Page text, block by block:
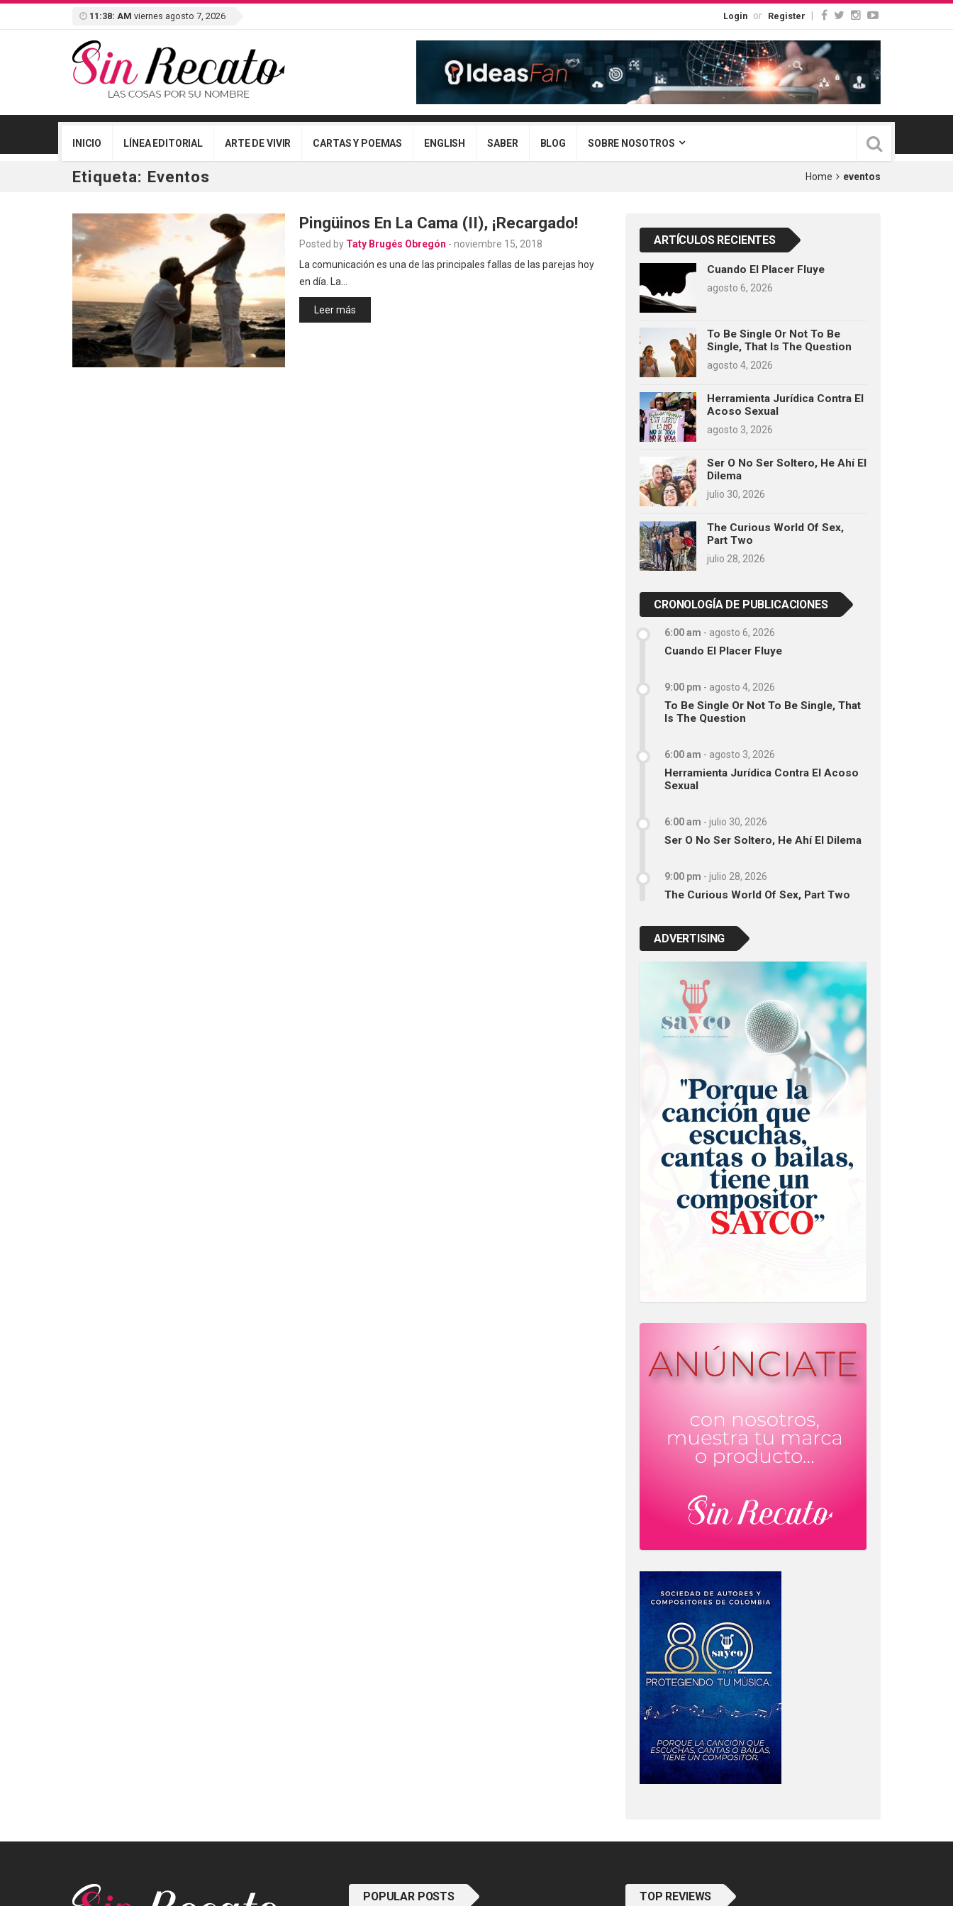
11:38: AM viernes agosto 7, 2026 Login or Register
INICIO LÍNEA EDITORIAL ARTE DE VIVIR CARTAS Y POEMAS ENGLISH SABER BLOG SOBRE NOSOTROS
Etiqueta: Eventos Home eventos
Pingüinos En La Cama (II), ¡Recargado!
Posted by Taty Brugés Obregón - noviembre 15, 2018
La comunicación es una de las principales fallas de las parejas hoy
en día. La…
Leer más
ARTÍCULOS RECIENTES
Cuando El Placer Fluye
agosto 6, 2026
To Be Single Or Not To Be
Single, That Is The Question
agosto 4, 2026
Herramienta Jurídica Contra El
Acoso Sexual
agosto 3, 2026
Ser O No Ser Soltero, He Ahí El
Dilema
julio 30, 2026
The Curious World Of Sex,
Part Two
julio 28, 2026
CRONOLOGÍA DE PUBLICACIONES
6:00 am - agosto 6, 2026
Cuando El Placer Fluye
9:00 pm - agosto 4, 2026
To Be Single Or Not To Be Single, That
Is The Question
6:00 am - agosto 3, 2026
Herramienta Jurídica Contra El Acoso
Sexual
6:00 am - julio 30, 2026
Ser O No Ser Soltero, He Ahí El Dilema
9:00 pm - julio 28, 2026
The Curious World Of Sex, Part Two
ADVERTISING
POPULAR POSTS TOP REVIEWS